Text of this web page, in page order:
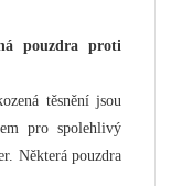
pouzdra proti
těsnění jsou
pro spolehlivý
Některá pouzdra